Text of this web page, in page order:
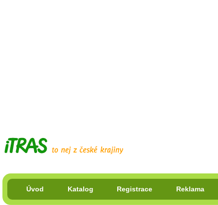
Úvod Katalog Registrace Reklama